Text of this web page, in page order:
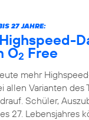
27 JAHRE:
O2 Free
mehr
allen Varianten des
Schüler,
27. Lebensjahres